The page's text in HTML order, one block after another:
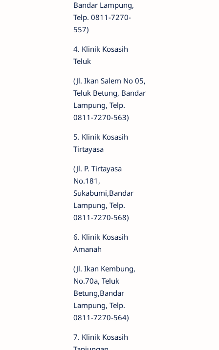
Bandar Lampung,
Telp. 0811-7270-
557)
4. Klinik Kosasih
Teluk
(Jl. Ikan Salem No 05,
Teluk Betung, Bandar
Lampung, Telp.
0811-7270-563)
5. Klinik Kosasih
Tirtayasa
(Jl. P. Tirtayasa
No.181,
Sukabumi,Bandar
Lampung, Telp.
0811-7270-568)
6. Klinik Kosasih
Amanah
(Jl. Ikan Kembung,
No.70a, Teluk
Betung,Bandar
Lampung, Telp.
0811-7270-564)
7. Klinik Kosasih